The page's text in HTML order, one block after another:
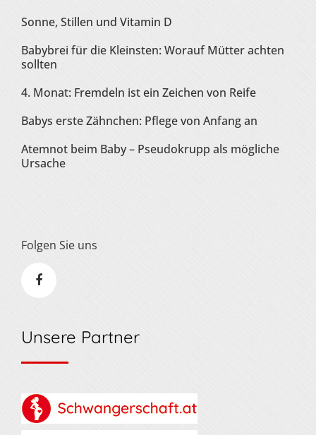
Sonne, Stillen und Vitamin D
Babybrei für die Kleinsten: Worauf Mütter achten
sollten
4. Monat: Fremdeln ist ein Zeichen von Reife
Babys erste Zähnchen: Pflege von Anfang an
Atemnot beim Baby – Pseudokrupp als mögliche
Ursache
Folgen Sie uns
Unsere Partner